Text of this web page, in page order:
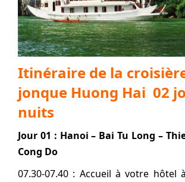
Itinéraire de la
jonque Huong Hai 02
nuits
Jour 01 : Hanoi – Bai Tu Long –
Cong Do
07.30-07.40 : Accueil à votre hôtel